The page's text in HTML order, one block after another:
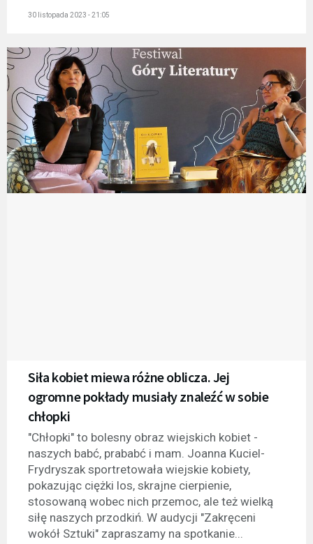
30 listopada 2023 - 21:05
Siła kobiet miewa różne oblicza. Jej
ogromne pokłady musiały znaleźć w sobie
chłopki
"Chłopki" to bolesny obraz wiejskich kobiet -
naszych babć, prababć i mam. Joanna Kuciel-
Frydryszak sportretowała wiejskie kobiety,
pokazując ciężki los, skrajne cierpienie,
stosowaną wobec nich przemoc, ale też wielką
siłę naszych przodkiń. W audycji "Zakręceni
wokół Sztuki" zapraszamy na spotkanie...